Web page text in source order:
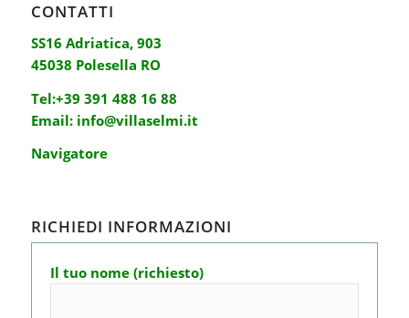
CONTATTI
SS16 Adriatica, 903
45038 Polesella RO
Tel:+39 391 488 16 88
Email: info@villaselmi.it
Navigatore
RICHIEDI INFORMAZIONI
Il tuo nome (richiesto)